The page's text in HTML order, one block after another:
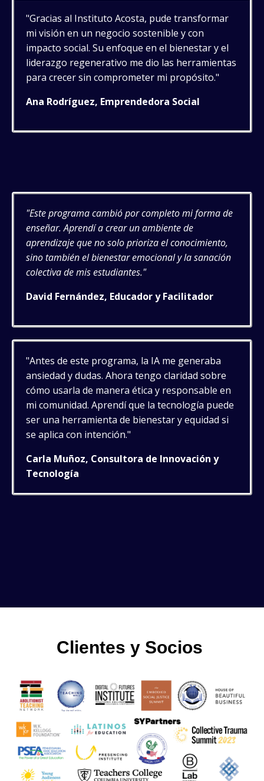
"Gracias al Instituto Acosta, pude transformar
mi visión en un negocio sostenible y con
impacto social. Su enfoque en el bienestar y el
liderazgo regenerativo me dio las herramientas
para crecer sin comprometer mi propósito."
Ana Rodríguez, Emprendedora Social
"Este programa cambió por completo mi forma de
enseñar. Aprendí a crear un ambiente de
aprendizaje que no solo prioriza el conocimiento,
sino también el bienestar emocional y la sanación
colectiva de mis estudiantes."
David Fernández, Educador y Facilitador
"Antes de este programa, la IA me generaba
ansiedad y dudas. Ahora tengo claridad sobre
cómo usarla de manera ética y responsable en
mi comunidad. Aprendí que la tecnología puede
ser una herramienta de bienestar y equidad si
se aplica con intención."
Carla Muñoz, Consultora de Innovación y
Tecnología
Clientes y Socios